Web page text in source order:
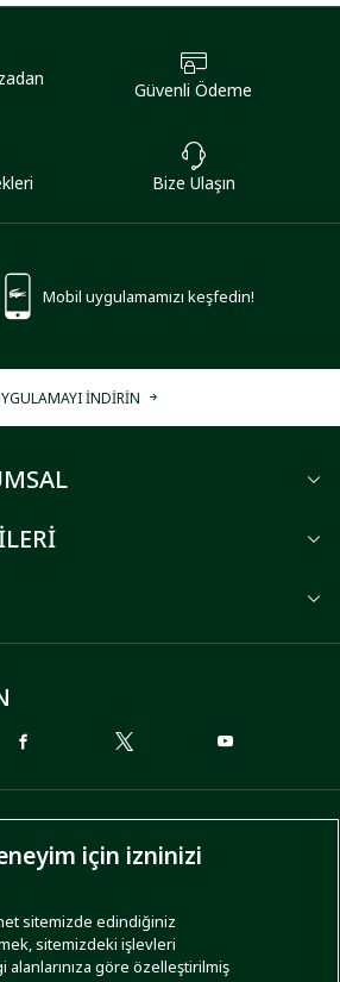
Güvenli Ödeme
Bize Ulaşın
Mobil uygulamamızı keşfedin!
İNDİRİN
için izninizi
sitemizde edindiğiniz
sitemizdeki işlevleri
göre özelleştirilmiş